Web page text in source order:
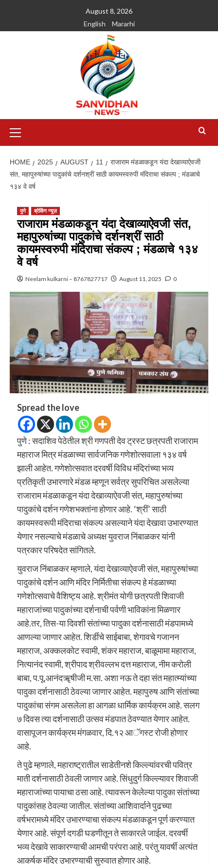
August 8, 2026
English
Mararhi
HOME 2025 AUGUST 11
राजाराम मंडळाकडून यंदा देखाव्याऐवजी
संत, महापुरुषांच्या पादुकांचे दर्शनश्रीं साठी कायमस्वरुपी मंदिराचा संकल्प ; मंडळाचे
१३४ वे वर्ष
पुणे ब्रेकिंग न्यूज़
राजाराम मंडळाकडून यंदा देखाव्याऐवजी संत,
महापुरुषांच्या पादुकांचे दर्शनश्रीं साठी
कायमस्वरुपी मंदिराचा संकल्प ; मंडळाचे १३४
वे वर्ष
Neelam kulkarni – 8767827717 August 11, 2025 0
Spread the love
पुणे : सदाशिव पेठेतील श्री गणपती देव ट्रस्ट छत्रपती राजाराम
महाराज मित्र मंडळाच्या सार्वजनिक गणेशोत्सवाला १३४ वर्ष
झाली आहेत. गणेशोत्सवात दरवर्षी विविध मंदिरांच्या भव्य
प्रतिकृती उभारणारे मंडळ म्हणून सर्वत्र सुपरिचित असलेल्या
राजाराम मंडळाकडून यंदा देखाव्याऐवजी संत, महापुरुषांच्या
पादुकांचे दर्शन गणेशभक्तांना होणार आहे. ‘श्रीं’ साठी
कायमस्वरूपी मंदिराचा संकल्प असल्याने यंदा देखावा उभारण्यात
येणार नसल्याचे मंडळाचे अध्यक्ष युवराज निंबाळकर यांनी
पत्रकार परिषदेत सांगितले.
युवराज निंबाळकर म्हणाले, यंदा देखाव्याऐवजी संत, महापुरुषांच्या
पादुकांचे दर्शन आणि मंदिर निर्मितीचा संकल्प हे मंडळाच्या
गणेशोत्सवाचे वैशिष्ट्य आहे. श्रीमंत योगी छत्रपती शिवाजी
महाराजांच्या पादुकांच्या दर्शनाची पर्वणी भाविकांना मिळणार
आहे.तर, तिस-या दिवशी संतांच्या पादुका दर्शनासाठी मंडपामध्ये
आणल्या जाणार आहेत. शिर्डीचे साईबाबा, शेगावचे गजानन
महाराज, अक्कलकोट स्वामी, शंकर महाराज, बाळूमामा महाराज,
नित्यानंद स्वामी, श्रीपाद श्रीवल्लभ दत्त महाराज, नीम करोली
बाबा, प.पू.आनंदॠषीजी म.सा. अशा नऊ ते दहा संत महात्म्यांच्या
पादुका दर्शनासाठी ठेवल्या जाणार आहेत. महापुरुष आणि संतांच्या
पादुकांचा संगम असलेला हा आगळा धार्मिक कार्यक्रम आहे. सलग
७ दिवस त्या दर्शनासाठी उत्सव मंडपात ठेवण्यात येणार आहेत.
वासापूजन कार्यक्रम मंगळवार, दि.१२ आॅगस्ट रोजी होणार
आहे.
ते पुढे म्हणाले, महाराष्ट्रातील साडेतीनशे किल्ल्यांवरची पवित्र
माती दर्शनासाठी ठेवली जाणार आहे. सिंधुदुर्ग किल्ल्यावर शिवाजी
महाराजांच्या पायाचा ठसा आहे. त्यावरून केलेल्या पादुका संतांच्या
पादुकांसह ठेवल्या जातील. संतांच्या आशिवार्दाने पुढच्या
वर्षभरामध्ये मंदिर उभारण्याचा संकल्प मंडळाकडून पूर्ण करण्यात
येणार आहे. संपूर्ण दगडी घडणीतून ते साकारले जाईल. दरवर्षी
भव्य देखावे साकारण्याची आमची परंपरा आहे. परंतु यावर्षी अत्यंत
आकर्षक मंदिर उभारण्याची सुरुवात होणार आहे.